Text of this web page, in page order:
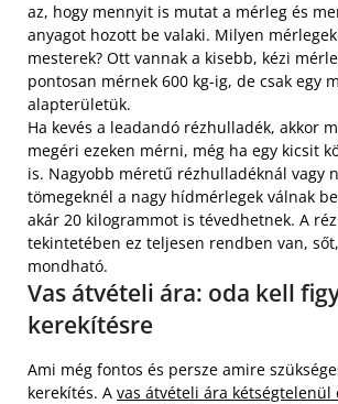
az, hogy mennyit is mutat a mérleg és
anyagot hozott be valaki. Milyen
mesterek? Ott vannak a kisebb, kézi
pontosan mérnek 600 kg-ig, de csak egy
alapterületük.
Ha kevés a leadandó rézhulladék, akkor
megéri ezeken mérni, még ha egy kicsit
is. Nagyobb méretű rézhulladéknál vagy
tömegeknél a nagy hídmérlegek válnak
akár 20 kilogrammot is tévedhetnek. A
tekintetében ez teljesen rendben van,
mondható.
Vas átvételi ára: oda kell
kerekítésre
Ami még fontos és persze amire
kerekítés. A vas átvételi ára kétségtelenül